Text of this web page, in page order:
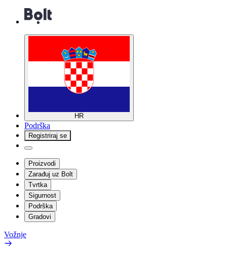
HR
Podrška
Registriraj se
Proizvodi
Zarađuj uz Bolt
Tvrtka
Sigurnost
Podrška
Gradovi
Vožnje